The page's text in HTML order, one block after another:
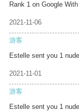
Rank 1 on Google
2021-11-06
游客
Estelle sent you 1 nude
2021-11-01
游客
Estelle sent you 1 nude